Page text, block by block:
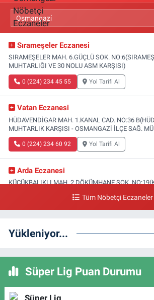
Sırameşeler Eczanesi
SIRAMEŞELER MAH. 6.GÜÇLÜ SOK.
MUHTARLIĞI VE 30 NOLU ASM KARŞISI)
0 (224) 234 45 55 Yol Tarifi Al
Vatan Eczanesi
HÜDAVENDİGAR MAH. 1.KANAL CAD. NO:36
MUHTARLIK KARŞISI - OSMANGAZİ İLÇE SAĞ.
0 (224) 234 60 92 Yol Tarifi Al
Arda Eczanesi
KÜÇÜKBALIKLI MAH. 2.DÖKÜMHANE SOK.
Türsel Eczanesi
0 (224) 249 46 47 Yol Tarifi Al
Ebru Eczanesi
Tüm Nöbetçi Eczaneler
Yükleniyor...
Süper Lig Puan Durumu
Süper Lig